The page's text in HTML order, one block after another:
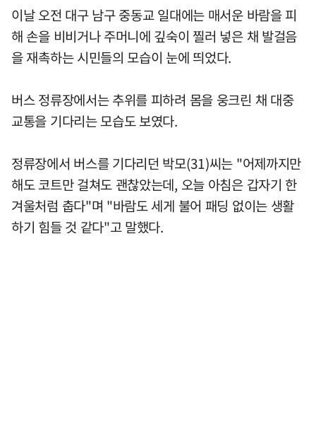
이날 오전 대구 남구 중동교 일대에는 매서운 바람을 피
해 손을 비비거나 주머니에 깊숙이 찔러 넣은 채 발걸음
을 재촉하는 시민들의 모습이 눈에 띄었다.
버스 정류장에서는 추위를 피하려 몸을 웅크린 채 대중
교통을 기다리는 모습도 보였다.
정류장에서 버스를 기다리던 박모(31)씨는 "어제까지만
해도 코트만 걸쳐도 괜찮았는데, 오늘 아침은 갑자기 한
겨울처럼 춥다"며 "바람도 세게 불어 패딩 없이는 생활
하기 힘들 것 같다"고 말했다.